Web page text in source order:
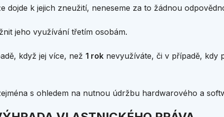
k jejich zneužití, neneseme za to žádnou
jeho využívání třetím osobám.
když jej více, než 1 rok nevyužíváte, či v případě, kdy
s ohledem na nutnou údržbu hardwarového a